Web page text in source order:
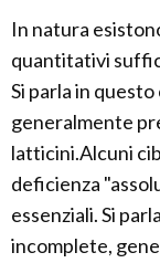
In natura
quantitativi
Si parla in
generalmente
latticini.Alcuni
deficienza
essenziali. Si
incomplete,